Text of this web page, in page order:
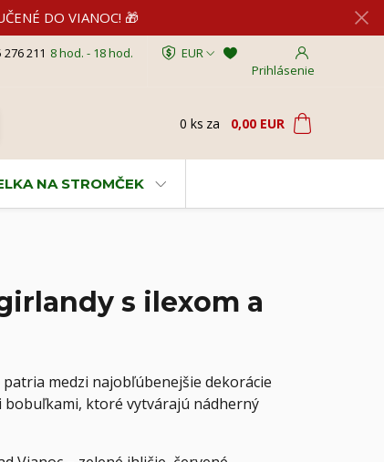
DO VIANOC! 🎁
EUR
Prihlásenie
276 211 8 hod. - 18 hod.
0 ks za 0,00 EUR
NA STROMČEK
s ilexom a
patria medzi najobľúbenejšie dekorácie
ktoré vytvárajú nádherný